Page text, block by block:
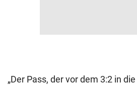
„Der Pass, der vor dem 3:2 in